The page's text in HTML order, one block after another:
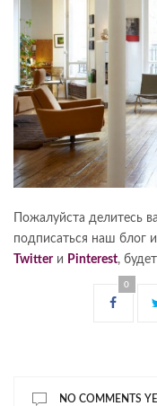
Пожалуйста делитесь
подписаться наш блог
Twitterи Pinterest,
0
NO COMMENTS